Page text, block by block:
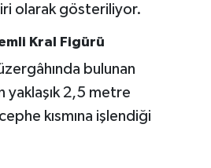
olarak gösteriliyor.
Kral Figürü
bulunan
yaklaşık 2,5 metre
kısmına işlendiği